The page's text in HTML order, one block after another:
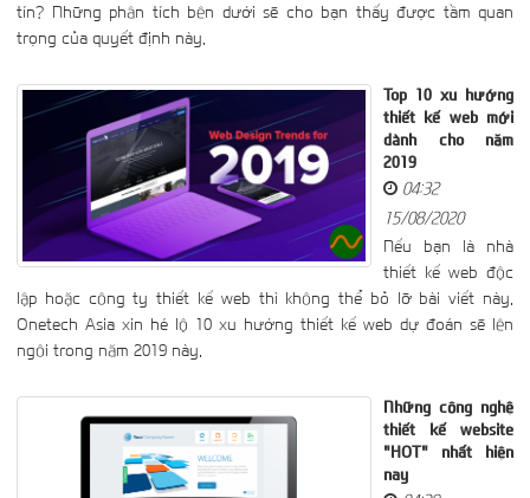
tín? Những phân tích bên dưới sẽ cho bạn thấy được tầm quan
trọng của quyết định này.
Top 10 xu hướng
thiết kế web mới
dành cho năm
2019
04:32
15/08/2020
Nếu bạn là nhà
thiết kế web độc
lập hoặc công ty thiết kế web thì không thể bỏ lỡ bài viết này.
Onetech Asia xin hé lộ 10 xu hướng thiết kế web dự đoán sẽ lên
ngôi trong năm 2019 này.
Những công nghệ
thiết kế website
"HOT" nhất hiện
nay